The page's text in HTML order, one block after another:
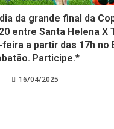
da grande final da
entre Santa Helena X
a partir das 17h no
Participe.*
16/04/2025